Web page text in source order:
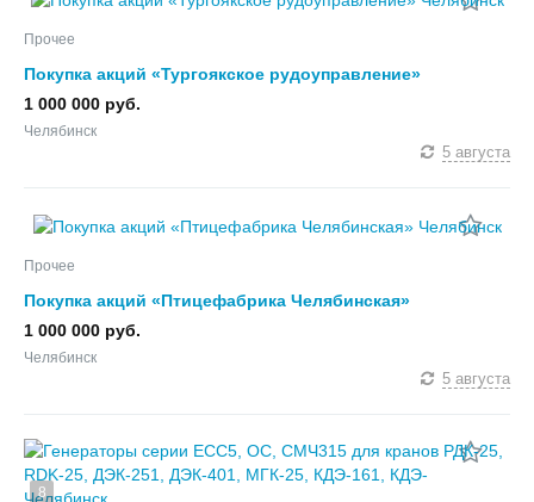
Прочее
Покупка акций «Тургоякское рудоуправление»
1 000 000 руб.
Челябинск
5 августа
Прочее
Покупка акций «Птицефабрика Челябинская»
1 000 000 руб.
Челябинск
5 августа
8